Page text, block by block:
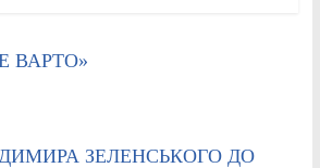
ВАРТО»
ЗЕЛЕНСЬКОГО ДО